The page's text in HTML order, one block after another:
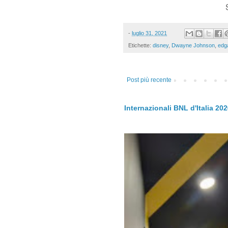
- luglio 31, 2021
Etichette: disney, Dwayne Johnson
Post più recente
Internazionali BNL d'Italia